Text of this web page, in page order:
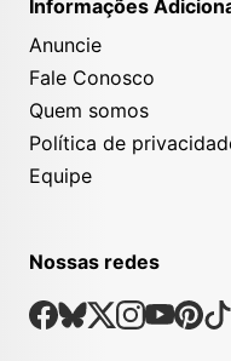
Informações
Anuncie
Fale Conosco
Quem somos
Política de
Equipe
Nossas redes
Nossas Redes Sociais
Facebook
Bsky
X Instagram